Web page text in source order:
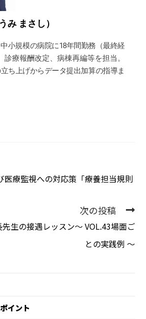
み まさし）
小規模の病院に18年間勤務（最終経
診療報酬改定、病棟再編等を担当。
ち上げからデータ提出加算の指導ま
医療監視への対応策「療養担当規則
次の投稿
生の接遇レッスン〜 VOL.43場面ご
との実践例 〜
イント